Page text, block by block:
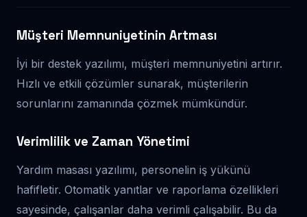
Müşteri Memnuniyetinin Artması
İyi bir destek yazılımı, müşteri memnuniyetini artırır.
Hızlı ve etkili çözümler sunarak, müşterilerin
sorunlarını zamanında çözmek mümkündür.
Verimlilik ve Zaman Yönetimi
Yardım masası yazılımı, personelin iş yükünü
hafifletir. Otomatik yanıtlar ve raporlama özellikleri
sayesinde, çalışanlar daha verimli çalışabilir. Bu da